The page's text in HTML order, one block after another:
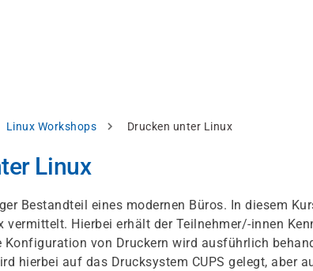
Linux Workshops Drucken unter Linux
Linux
Bestandteil eines modernen Büros. In diesem
vermittelt. Hierbei erhält der Teilnehmer/-innen
Konfiguration von Druckern wird ausführlich
hierbei auf das Drucksystem CUPS gelegt, aber